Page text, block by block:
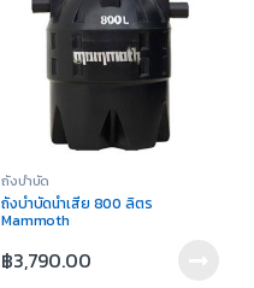
ถังบำบัด
ถังบำบัดน้ำเสีย 800 ลิตร
Mammoth
฿3,790.00